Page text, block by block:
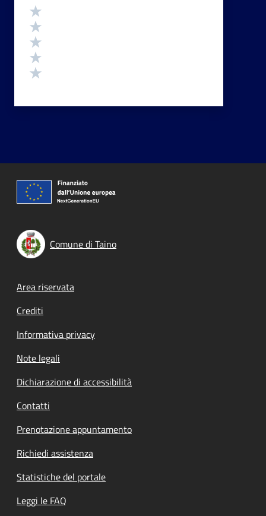
Valutazione
Comune di Taino
Footer menu
Area riservata
Crediti
Informativa privacy
Note legali
Dichiarazione di accessibilità
Contatti
Prenotazione appuntamento
Richiedi assistenza
Statistiche del portale
Leggi le FAQ